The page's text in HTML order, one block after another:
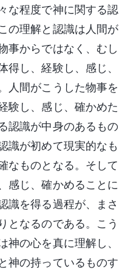
な程度で神に関する認
の理解と認識は人間が
事からではなく、むし
得し、経験し、感じ、
人間がこうした物事を
験し、感じ、確かめた
認識が中身のあるもの
識が初めて現実的なも
なものとなる。そして
感じ、確かめることに
識を得る過程が、まさ
となるのである。こう
神の心を真に理解し、
神の持っているものす